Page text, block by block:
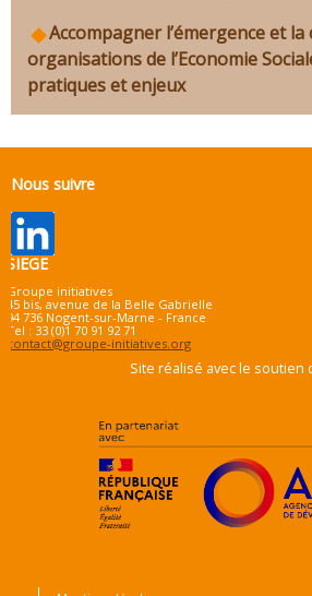
Accompagner l’émergence et la
organisations de l’Economie
pratiques et enjeux
Nous suivre
SIEGE
Groupe initiatives
45 bis, avenue de la Belle Gabrielle
94 736 Nogent-sur-Marne - France
Tel : 33 (0)1 70 91 92 71
contact@groupe-initiatives.org
Site réalisé avec le soutien